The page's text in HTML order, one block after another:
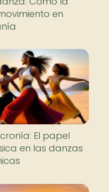
en
El papel
en las danzas